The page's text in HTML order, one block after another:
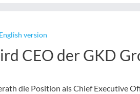
version
CEO der GKD
die Position als Chief Executive